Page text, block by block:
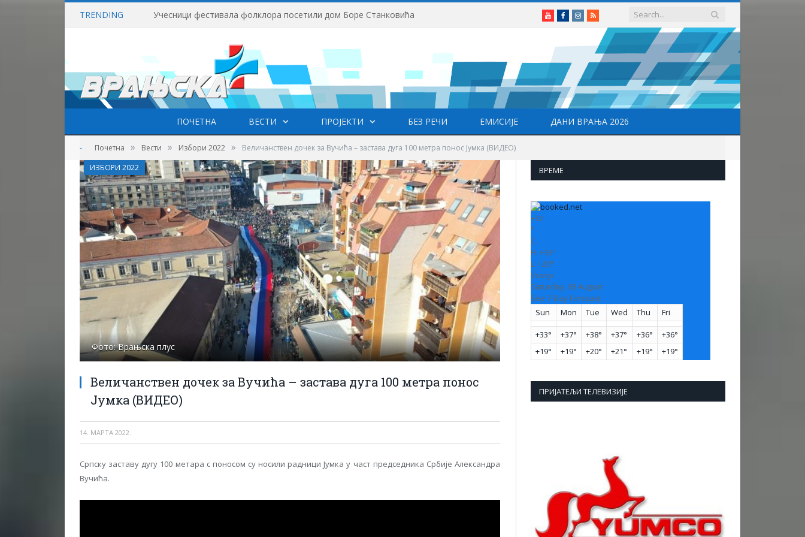
TRENDING Учесници фестивала фолклора посетили дом Боре Станковића YoutubeFacebookInstagram
RSS
ПОЧЕТНА ВЕСТИ ПРОЈЕКТИ БЕЗ РЕЧИ ЕМИСИЈЕ ДАНИ ВРАЊА 2026
- Почетна » Вести » Избори 2022 » Величанствен дочек за Вучића – застава дуга 100 метра понос Јумка (ВИДЕО)
Фото: Врањска плус
Величанствен дочек за Вучића – застава дуга 100 метра понос
Јумка (ВИДЕО)
14. МАРТА 2022.
ИЗБОРИ 2022
Српску заставу дугу 100 метара с поносом су носили радници Јумка у част председника Србије Александра
Вучића.
ВРЕМЕ
+32
°
C
H: +33°
L: +20°
Vranje
Saturday, 08 August
See 7-Day Forecast
Sun
Mon Tue Wed Thu Fri
+33° +37° +38° +37° +36° +36°
+19° +19° +20° +21° +19° +19°
ПРИЈАТЕЉИ ТЕЛЕВИЗИЈЕ